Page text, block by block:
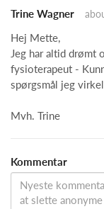
Trine Wagner
Hej Mette,
Jeg har altid drømt
fysioterapeut -
spørgsmål jeg
Mvh. Trine
Indsend
kommentar
Kommentar